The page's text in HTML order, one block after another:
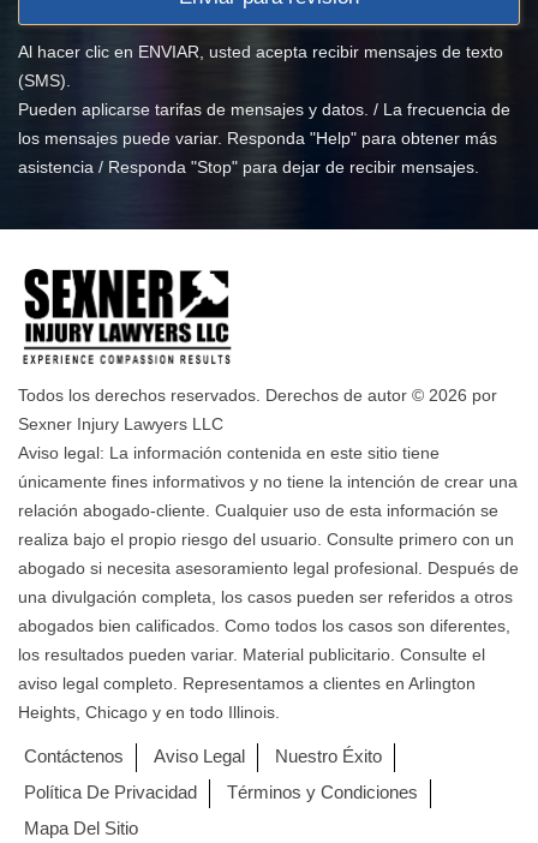
Al hacer clic en ENVIAR, usted acepta recibir mensajes de texto
(SMS).
Pueden aplicarse tarifas de mensajes y datos. / La frecuencia de
los mensajes puede variar. Responda "Help" para obtener más
asistencia / Responda "Stop" para dejar de recibir mensajes.
Todos los derechos reservados. Derechos de autor © 2026 por
Sexner Injury Lawyers LLC
Aviso legal: La información contenida en este sitio tiene
únicamente fines informativos y no tiene la intención de crear una
relación abogado-cliente. Cualquier uso de esta información se
realiza bajo el propio riesgo del usuario. Consulte primero con un
abogado si necesita asesoramiento legal profesional. Después de
una divulgación completa, los casos pueden ser referidos a otros
abogados bien calificados. Como todos los casos son diferentes,
los resultados pueden variar. Material publicitario. Consulte el
aviso legal completo. Representamos a clientes en Arlington
Heights, Chicago y en todo Illinois.
Contáctenos Aviso Legal
Nuestro Éxito
Política De Privacidad
Términos y Condiciones
Mapa Del Sitio